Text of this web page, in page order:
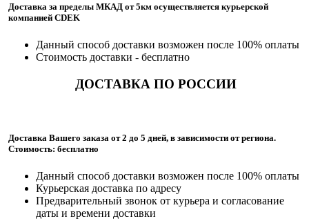
Доставка за пределы МКАД от 5км осуществляется курьерской
компанией CDEK
Данный способ доставки возможен после 100% оплаты
Стоимость доставки - бесплатно
ДОСТАВКА ПО РОССИИ
Доставка Вашего заказа от 2 до 5 дней, в зависимости от региона.
Стоимость: бесплатно
Данный способ доставки возможен после 100% оплаты
Курьерская доставка по адресу
Предварительный звонок от курьера и согласование
даты и времени доставки